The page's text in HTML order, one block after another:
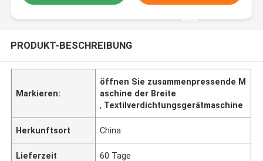
uns
PRODUKT-BESCHREIBUNG
Markieren:
öffnen Sie zusammenpressende M
aschine der Breite
, Textilverdichtungsgerätmaschine
Herkunftsort China
Lieferzeit 60 Tage